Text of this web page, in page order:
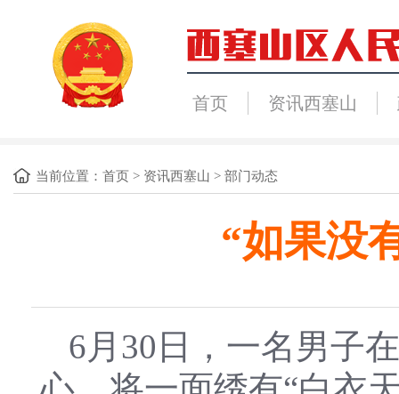
首页 资讯西塞山
当前位置： 首页 > 资讯西塞山 > 部门动态
“如果没
6月30日，一名男子